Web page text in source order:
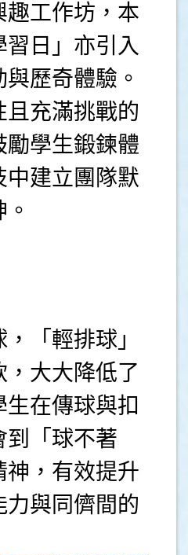
趣工作坊，本
日」亦引入
歷奇體驗。
且充滿挑戰的
勵學生鍛鍊體
中建立團隊默
「輕排球」
大大降低了
生在傳球與扣
到「球不著
神，有效提升
力與同儕間的